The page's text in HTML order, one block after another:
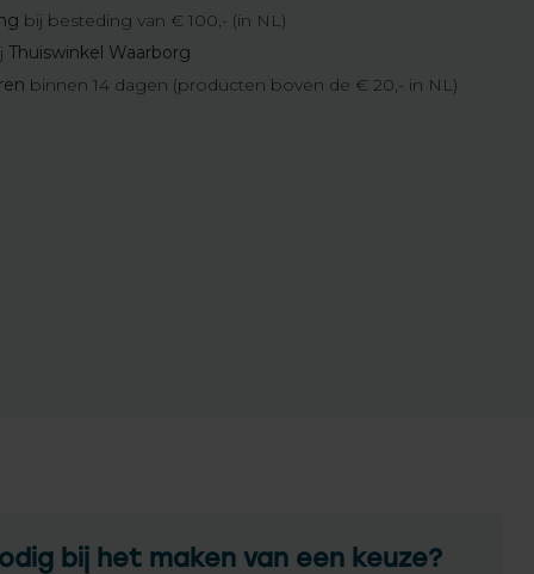
bij besteding van € 100,- (in NL)
Thuiswinkel Waarborg
binnen 14 dagen (producten boven de € 20,- in NL)
bij het maken van een keuze?